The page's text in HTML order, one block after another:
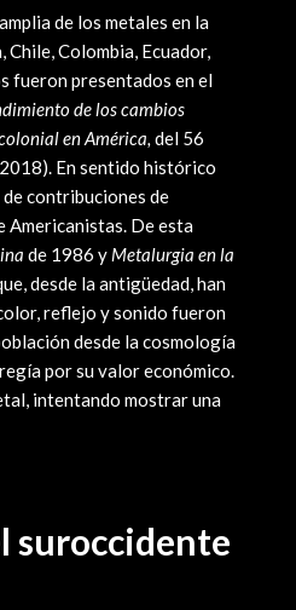
de los metales en la
Colombia, Ecuador,
fueron presentados en el
de los cambios
en América, del 56
En sentido histórico
contribuciones de
Americanistas. De esta
de 1986 y Metalurgia en la
desde la antigüedad, han
reflejo y sonido fueron
desde la cosmología
por su valor económico.
intentando mostrar una
suroccidente